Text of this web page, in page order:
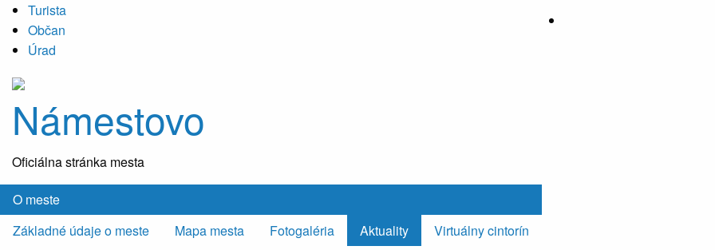
Turista
Občan
Úrad
Námestovo
Oficiálna stránka mesta
O meste
Základné údaje o meste
Mapa mesta Fotogaléria Aktuality
Virtuálny cintorín